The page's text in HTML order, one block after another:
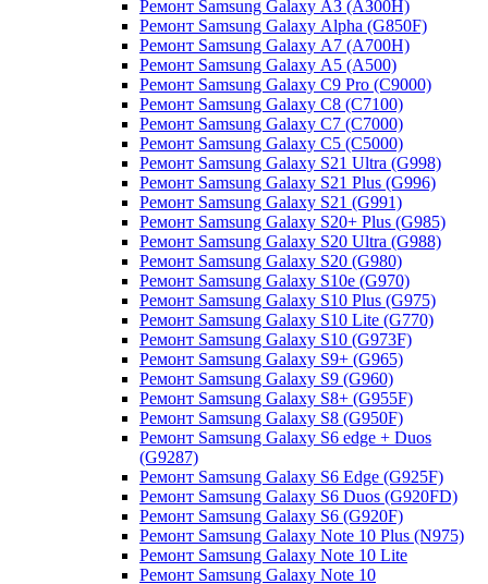
Ремонт Samsung Galaxу AЗ (AЗ00H)
Ремонт Samsung Galaxу Alpha (G850F)
Ремонт Samsung Galaxу A7 (A700H)
Ремонт Samsung Galaxу A5 (A500)
Ремонт Samsung Galaxy С9 Pro (C9000)
Ремонт Samsung Galaxy С8 (C7100)
Ремонт Samsung Galaxy С7 (C7000)
Ремонт Samsung Galaxy С5 (C5000)
Ремонт Samsung Galaxy S21 Ultra (G998)
Ремонт Samsung Galaxy S21 Plus (G996)
Ремонт Samsung Galaxy S21 (G991)
Ремонт Samsung Galaxy S20+ Plus (G985)
Ремонт Samsung Galaxy S20 Ultra (G988)
Ремонт Samsung Galaxy S20 (G980)
Ремонт Samsung Galaxy S10e (G970)
Ремонт Samsung Galaxy S10 Plus (G975)
Ремонт Samsung Galaxy S10 Lite (G770)
Ремонт Samsung Galaxy S10 (G973F)
Ремонт Samsung Galaxy S9+ (G965)
Ремонт Samsung Galaxy S9 (G960)
Ремонт Samsung Galaxy S8+ (G955F)
Ремонт Samsung Galaxy S8 (G950F)
Ремонт Samsung Galaxy S6 edge + Duos
(G9287)
Ремонт Samsung Galaxy S6 Edge (G925F)
Ремонт Samsung Galaxy S6 Duos (G920FD)
Ремонт Samsung Galaxy S6 (G920F)
Ремонт Samsung Galaxy Note 10 Plus (N975)
Ремонт Samsung Galaxy Note 10 Lite
Ремонт Samsung Galaxy Note 10